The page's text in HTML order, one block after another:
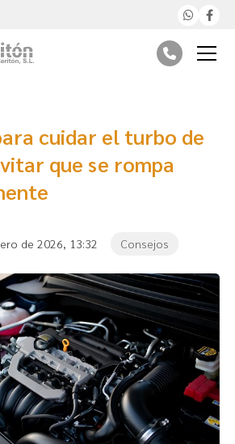
cuidar el turbo de
que se rompa
de 2026, 13:32 Consejos